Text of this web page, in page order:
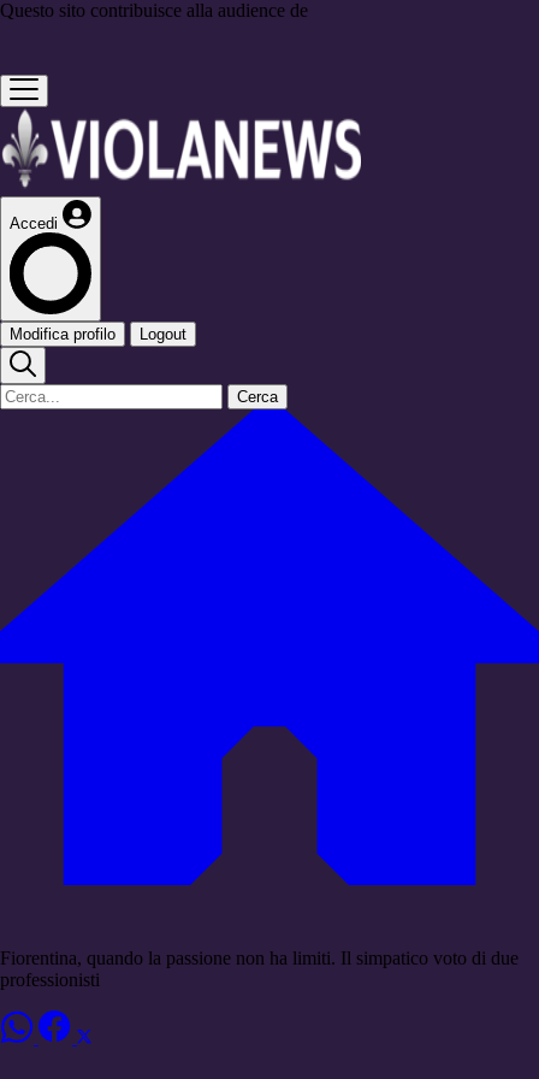
Questo sito contribuisce alla audience de
Accedi
Modifica profilo Logout
Cerca
Fiorentina, quando la passione non ha limiti. Il simpatico voto di due
professionisti